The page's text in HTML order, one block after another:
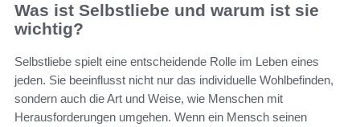
Was ist Selbstliebe und warum ist sie
wichtig?
Selbstliebe spielt eine entscheidende Rolle im Leben eines
jeden. Sie beeinflusst nicht nur das individuelle Wohlbefinden,
sondern auch die Art und Weise, wie Menschen mit
Herausforderungen umgehen. Wenn ein Mensch seinen